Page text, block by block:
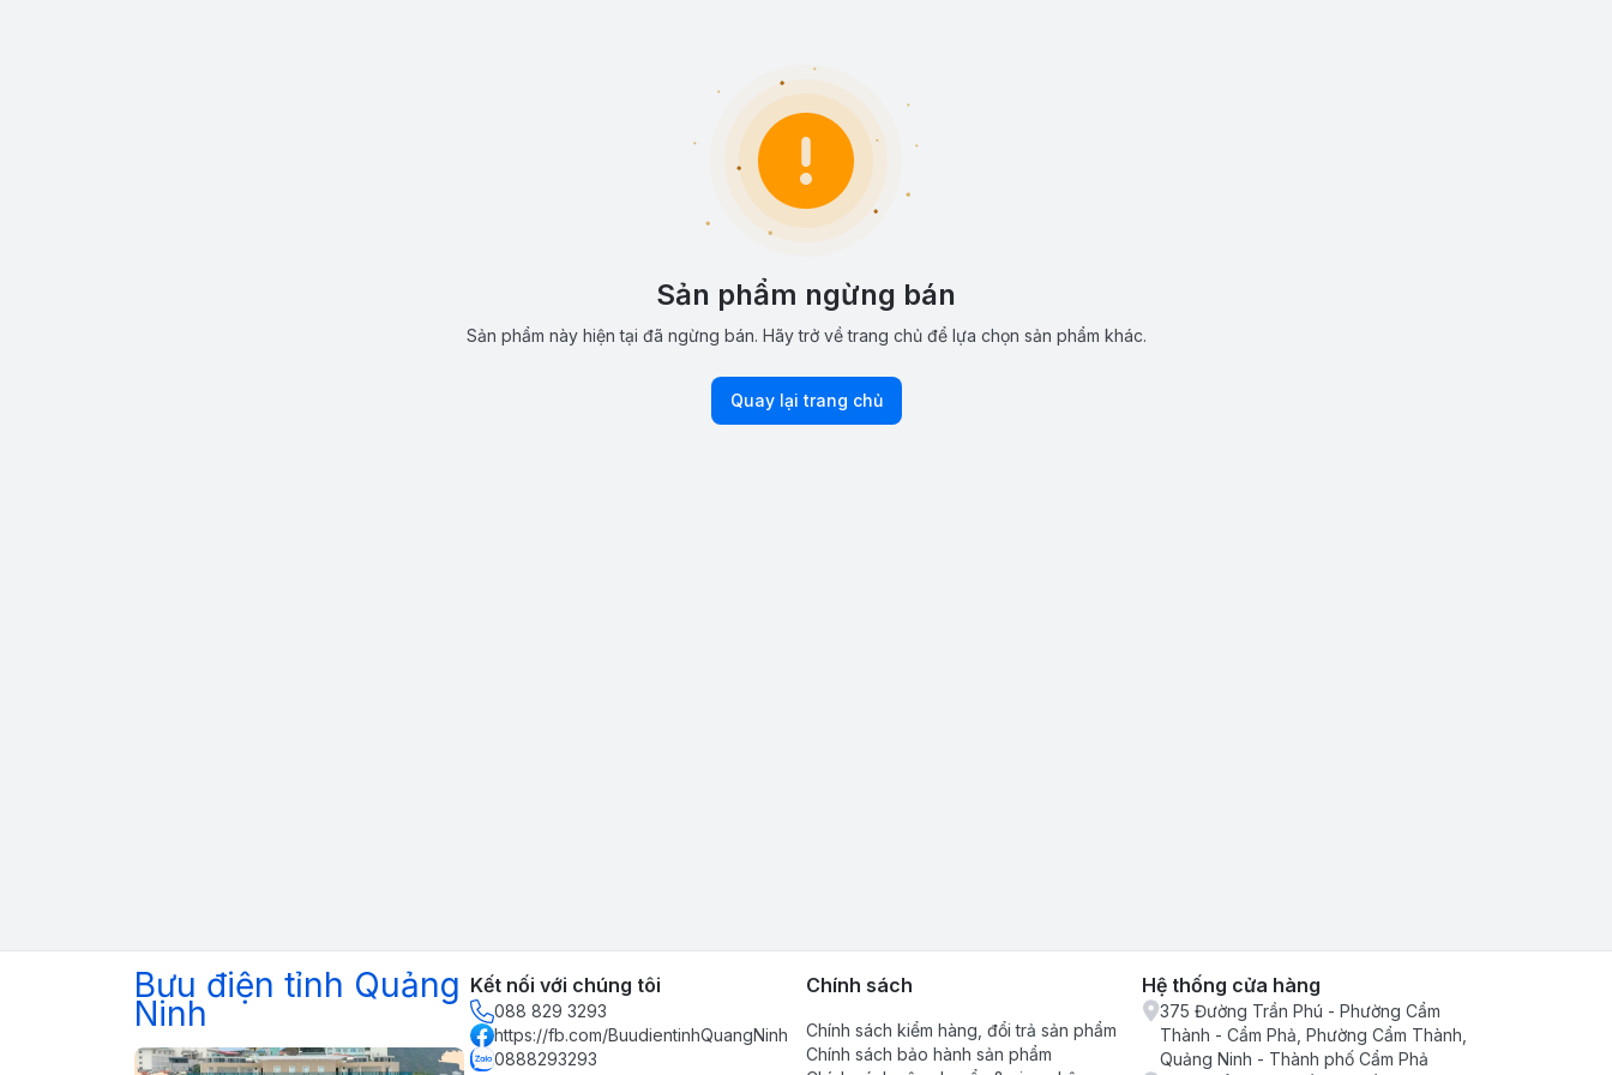
Sản phẩm ngừng bán
Sản phẩm này hiện tại đã ngừng bán. Hãy trở về trang chủ để lựa chọn sản phẩm khác.
Quay lại trang chủ
Bưu điện tỉnh Quảng
Ninh
Kết nối với chúng tôi
088 829 3293
https://fb.com/BuudientinhQuangNinh
0888293293
Chính sách
Chính sách kiểm hàng, đổi trả sản phẩm
Chính sách bảo hành sản phẩm
Hệ thống cửa hàng
375 Đường Trần Phú - Phường Cẩm
Thành - Cẩm Phả, Phường Cẩm Thành,
Quảng Ninh - Thành phố Cẩm Phả